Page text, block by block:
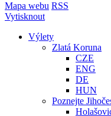
Mapa webu RSS
Vytisknout
Výlety
Zlatá Koruna
CZE
ENG
DE
HUN
Poznejte